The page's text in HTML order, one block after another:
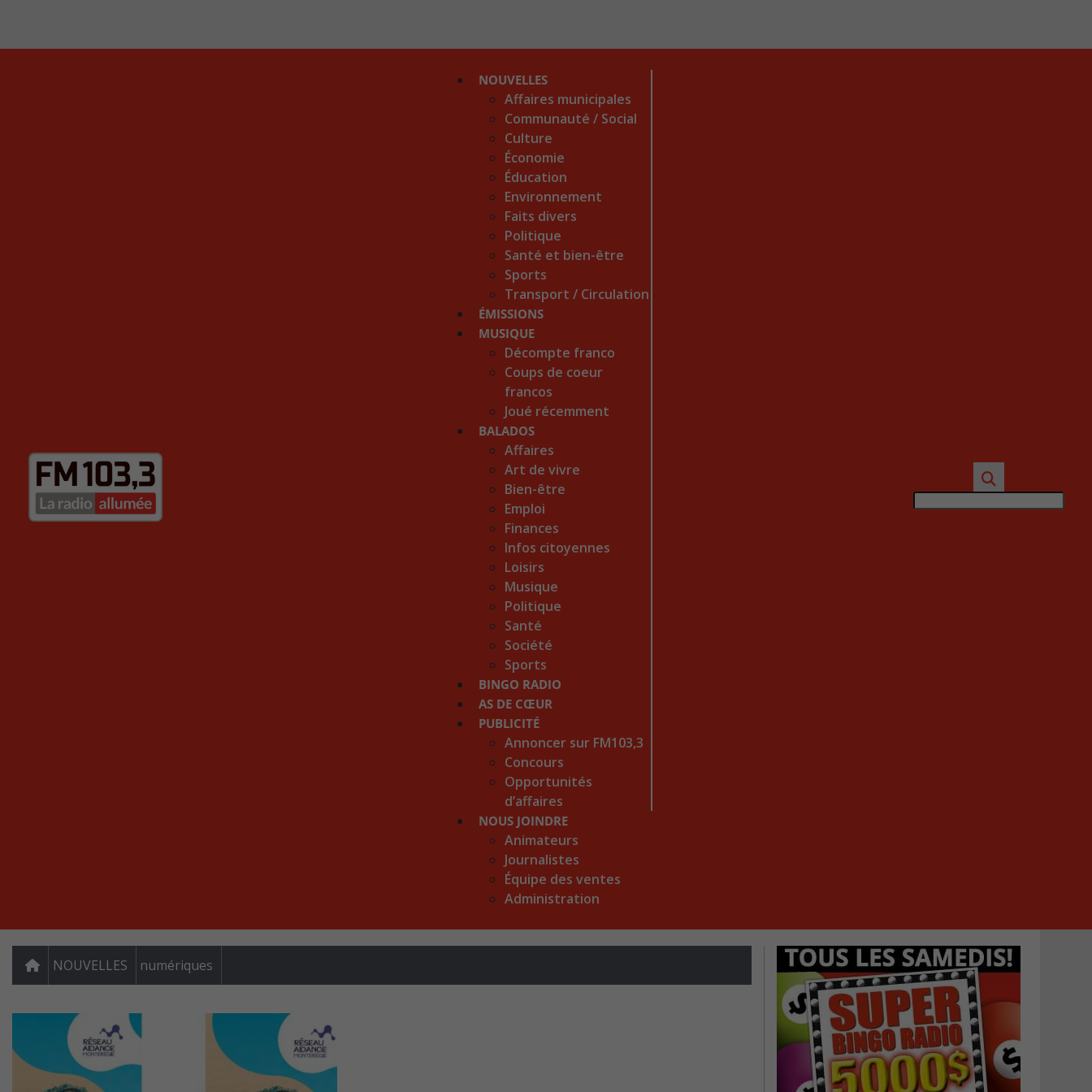
NOUVELLES
Affaires municipales
Communauté / Social
Culture
Économie
Éducation
Environnement
Faits divers
Politique
Santé et bien-être
Sports
Transport / Circulation
ÉMISSIONS
MUSIQUE
Décompte franco
Coups de coeur
francos
Joué récemment
BALADOS
Affaires
Art de vivre
Bien-être
Emploi
Finances
Infos citoyennes
Loisirs
Musique
Politique
Santé
Société
Sports
BINGO RADIO
AS DE CŒUR
PUBLICITÉ
Annoncer sur FM103,3
Concours
Opportunités
d’affaires
NOUS JOINDRE
Animateurs
Journalistes
Équipe des ventes
Administration
NOUVELLES numériques